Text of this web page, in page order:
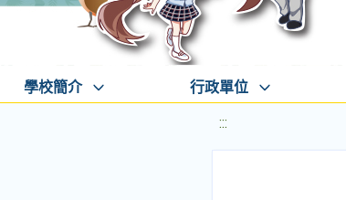
學校簡介 行政單位
:::